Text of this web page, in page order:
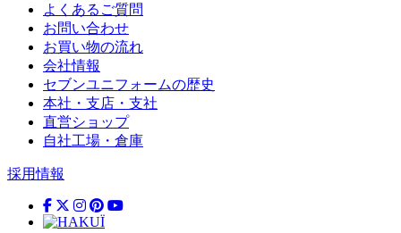
よくあるご質問
お問い合わせ
お買い物の流れ
会社情報
セブンユニフォームの歴史
本社・支店・支社
直営ショップ
自社工場・倉庫
採用情報